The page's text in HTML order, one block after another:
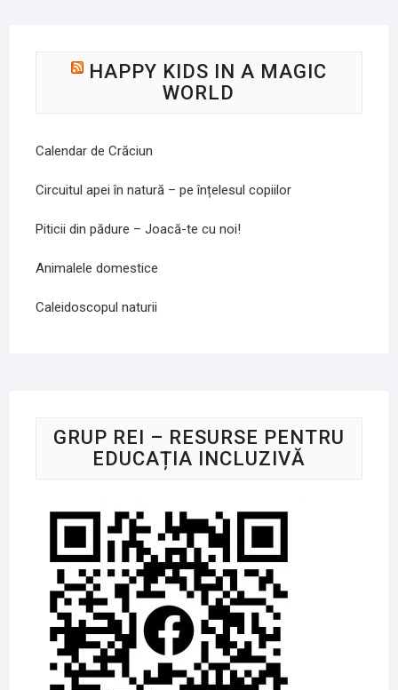
HAPPY KIDS IN A MAGIC
WORLD
Calendar de Crăciun
Circuitul apei în natură – pe înțelesul copiilor
Piticii din pădure – Joacă-te cu noi!
Animalele domestice
Caleidoscopul naturii
GRUP REI – RESURSE PENTRU
EDUCAȚIA INCLUZIVĂ